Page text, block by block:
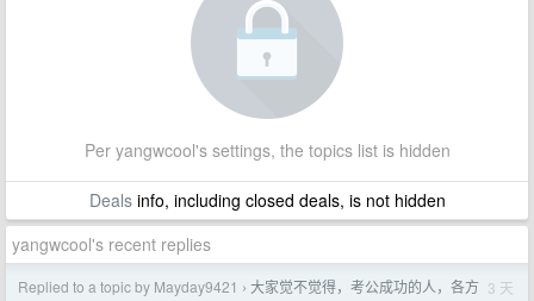
Per yangwcool's settings, the topics list is hidden
Dealsinfo, including closed deals, is not hidden
yangwcool's recent replies
Replied to a topic by Mayday9421 › 大家觉不觉得，考公成功的人，各方 3 天